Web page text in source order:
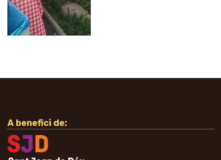
A benefici de: